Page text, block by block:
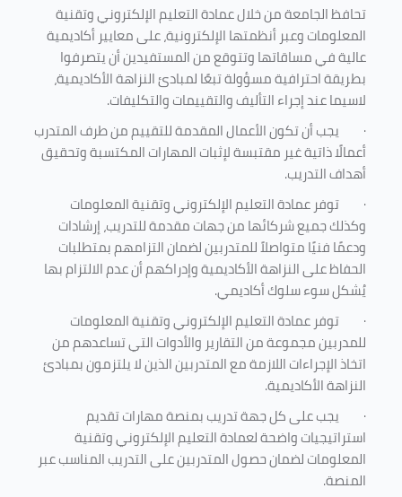
تحافظ الجامعة من خلال عمادة التعليم الإلكتروني وتقنية
المعلومات وعبر أنظمتها الإلكترونية، على معايير أكاديمية
عالية في مساقاتها وتتوقع من المستفيدين أن يتصرفوا
بطريقة احترافية مسؤولة تبعًا لمبادئ النزاهة الأكاديمية،
لاسيما عند إجراء التأليف والتقييمات والتكليفات.
· يجب أن تكون الأعمال المقدمة للتقييم من طرف المتدرب
أعمالًا ذاتية غير مقتبسة لإثبات المهارات المكتسبة وتحقيق
أهداف التدريب.
· توفر عمادة التعليم الإلكتروني وتقنية المعلومات
وكذلك جميع شركائها من جهات مقدمة للتدريب، إرشادات
ودعمًا فنيًا متواصلاً للمتدربين لضمان التزامهم بمتطلبات
الحفاظ على النزاهة الأكاديمية وإدراكهم أن عدم الالتزام بها
يُشكل سوء سلوك أكاديمي.
· توفر عمادة التعليم الإلكتروني وتقنية المعلومات
للمدربين مجموعة من التقارير والأدوات التي تساعدهم من
اتخاذ الإجراءات اللازمة مع المتدربين الذين لا يلتزمون بمبادئ
النزاهة الأكاديمية.
· يجب على كل جهة تدريب بمنصة مهارات تقديم
استراتيجيات واضحة لعمادة التعليم الإلكتروني وتقنية
المعلومات لضمان حصول المتدربين على التدريب المناسب عبر
المنصة.